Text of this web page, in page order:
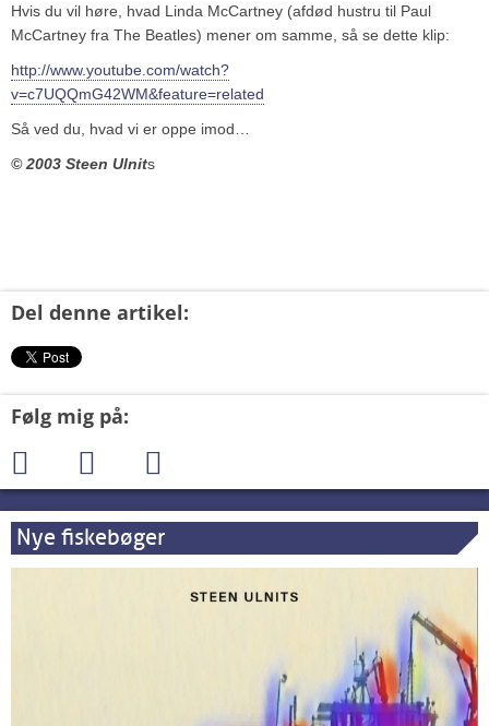
Hvis du vil høre, hvad Linda McCartney (afdød hustru til Paul
McCartney fra The Beatles) mener om samme, så se dette klip:
http://www.youtube.com/watch?
v=c7UQQmG42WM&feature=related
Så ved du, hvad vi er oppe imod…
© 2003 Steen Ulnits
Del denne artikel:
Følg mig på:
Nye fiskebøger